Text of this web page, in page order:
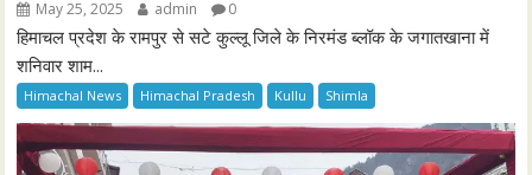
May 25, 2025 admin 0
हिमाचल प्रदेश के रामपुर से सटे कुल्लू जिले के निरमंड ब्लॉक के जगातखाना में
शनिवार शाम...
Himachal News Himachal Pradesh Kullu Shimla